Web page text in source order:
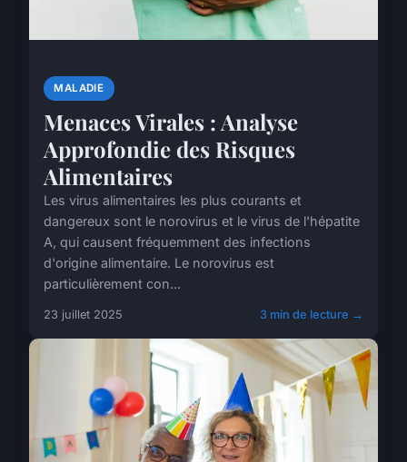
MALADIE
Menaces Virales : Analyse
Approfondie des Risques
Alimentaires
Les virus alimentaires les plus courants et
dangereux sont le norovirus et le virus de l'hépatite
A, qui causent fréquemment des infections
d'origine alimentaire. Le norovirus est
particulièrement con...
23 juillet 2025 3 min de lecture →